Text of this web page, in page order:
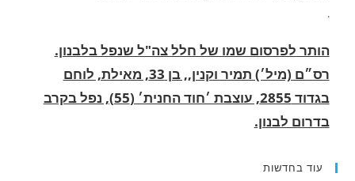
בגדוד 2855, עוצבת ׳חוד החנית׳ (55), נפל בקרב
בדרום לבנון.
.
החופשה המשפחתית שהפכה למסע גניבות: הוגשו
למסע גניבות באילת.
עוד בחדשות